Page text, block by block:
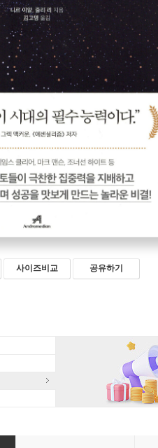
사이즈비교 공유하기